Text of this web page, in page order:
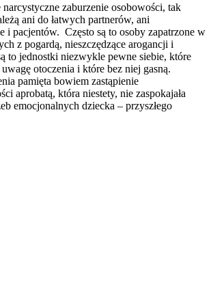
zaburzenie osobowości, tak
ani do łatwych partnerów, ani
i pacjentów. Często są to osoby zapatrzone w
z pogardą, nieszczędzące arogancji i
to jednostki niezwykle pewne siebie, które
otoczenia i które bez niej gasną.
pamięta bowiem zastąpienie
aprobatą, która niestety, nie zaspokajała
emocjonalnych dziecka – przyszłego